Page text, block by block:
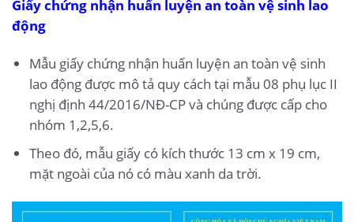
Giấy chứng nhận huấn luyện an toàn vệ sinh lao
động
Mẫu giấy chứng nhận huấn luyện an toàn vệ sinh
lao động được mô tả quy cách tại mẫu 08 phụ lục II
nghị định 44/2016/NĐ-CP và chúng được cấp cho
nhóm 1,2,5,6.
Theo đó, mẫu giấy có kích thước 13 cm x 19 cm,
mặt ngoài của nó có màu xanh da trời.